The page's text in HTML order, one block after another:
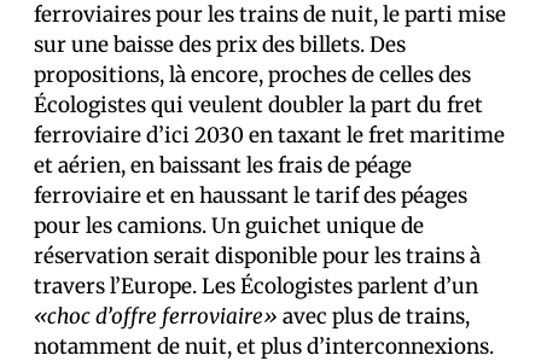
ferroviaires pour les trains de nuit, le parti mise
sur une baisse des prix des billets. Des
propositions, là encore, proches de celles des
Écologistes qui veulent doubler la part du fret
ferroviaire d’ici 2030 en taxant le fret maritime
et aérien, en baissant les frais de péage
ferroviaire et en haussant le tarif des péages
pour les camions. Un guichet unique de
réservation serait disponible pour les trains à
travers l’Europe. Les Écologistes parlent d’un
«choc d’offre ferroviaire» avec plus de trains,
notamment de nuit, et plus d’interconnexions.